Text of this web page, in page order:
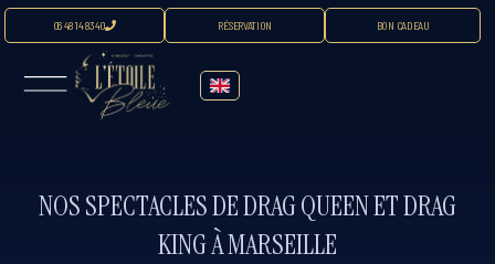
06 48 14 83 40 RÉSERVATION BON CADEAU
NOS SPECTACLES DE DRAG QUEEN ET DRAG
KING À MARSEILLE